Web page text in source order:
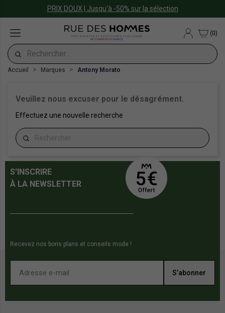
PRIX DOUX | Jusqu'à -50% sur la sélection
PRÊT-À-PORTER ET ACCESSOIRES POUR HOMME
#ECOMMERCE FRANCE
(0)
Accueil Marques Antony Morato
Veuillez nous excuser pour le désagrément.
Effectuez une nouvelle recherche
S'INSCRIRE
À LA NEWSLETTER
Recevez nos bons plans et conseils mode !
S’abonner